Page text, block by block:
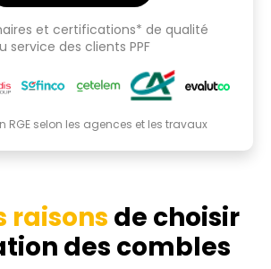
et certifications* de qualité
service des clients PPF
RGE selon les agences et les travaux
raisons de choisir
des combles